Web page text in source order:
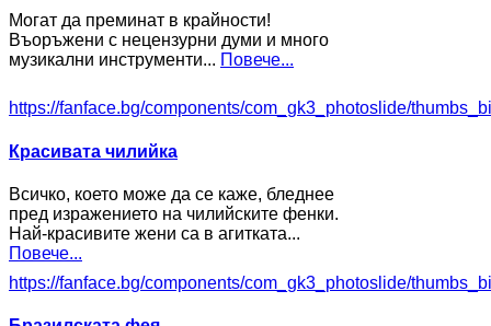
Могат да преминат в крайности!
Въоръжени с нецензурни думи и много
музикални инструменти... Повече...
https://fanface.bg/components/com_gk3_photoslide/
Красивата чилийка
Всичко, което може да се каже, бледнее
пред изражението на чилийските фенки.
Най-красивите жени са в агитката...
Повече...
https://fanface.bg/components/com_gk3_photoslide/